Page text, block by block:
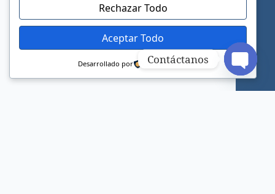
Rechazar Todo
Aceptar Todo
Desarrollado por Contáctanos
Open